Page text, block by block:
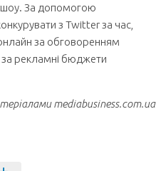
За допомогою
з Twitter за час,
за обговоренням
рекламні бюджети
mediabusiness.com.ua